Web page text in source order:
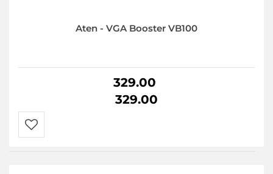
Aten - VGA Booster VB100
329.00
329.00